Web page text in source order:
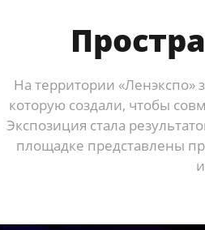
На территории «Ленэкспо»
которую создали, чтобы
Экспозиция стала
площадке представлены